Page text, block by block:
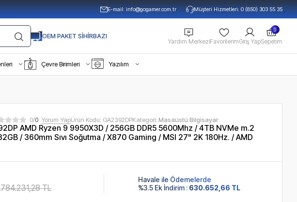
E-mail:info@gogamer.com.tr Müşteri Hizmetleri: 0 (850) 303 55 35
OEM PAKET SIHIRBAZI
Yardım MerkeziFavorilerimGiriş Yap
0
Sepetim
Çevre Birimleri Yazılım
0/0 Yorum YapÜrün Kodu: GA2392DPKategori:Masaüstü Bilgisayar
AMD Ryzen 9 9950X3D / 256GB DDR5 5600Mhz / 4TB NVMe m.2
/ 360mm Sıvı Soğutma / X870 Gaming / MSI 27" 2K 180Hz. / AMD
784.231,28 TL
Havale ile Ödemelerde
%3.5 Ek İndirim : 630.652,66 TL